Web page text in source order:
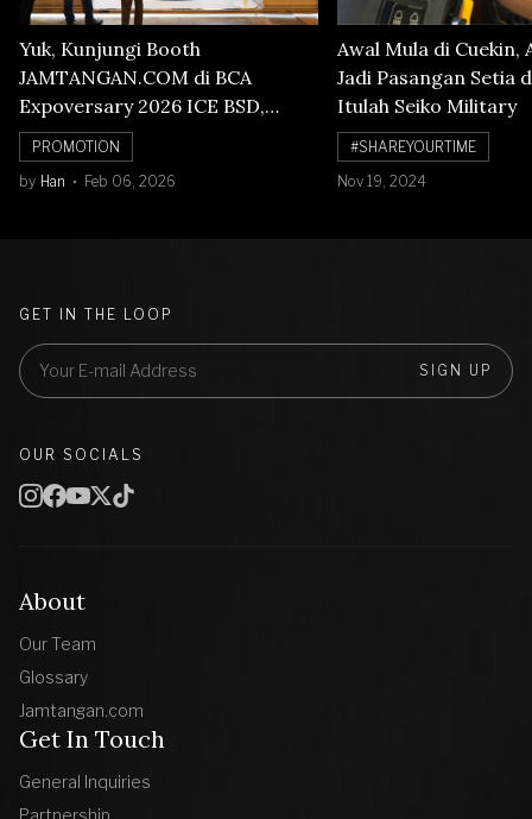
Yuk, Kunjungi Booth
JAMTANGAN.COM di BCA
Expoversary 2026 ICE BSD,
Banyak Diskon Jam Tangan,
Cuma Sampai 8 Februari!
PROMOTION
by Han Feb 06, 2026
Awal Mula di Cuekin,
Jadi Pasangan Setia
Itulah Seiko Military
#SHAREYOURTIME
Nov 19, 2024
About
Our Team
Glossary
Jamtangan.com
Get In Touch
General Inquiries
Partnership
GET IN THE LOOP
SIGN UP
OUR SOCIALS